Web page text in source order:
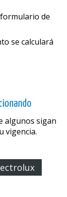
de
se calculará
algunos sigan
vigencia.